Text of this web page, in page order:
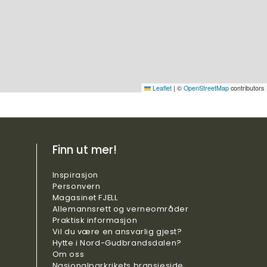
Leaflet | © OpenStreetMap contributors
Finn ut mer!
Inspirasjon
Personvern
Magasinet FJELL
Allemannsrett og verneområder
Praktisk informasjon
Vil du være en ansvarlig gjest?
Hytte i Nord-Gudbrandsdalen?
Om oss